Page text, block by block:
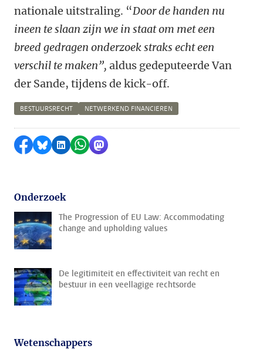
nationale uitstraling. “Door de handen nu
ineen te slaan zijn we in staat om met een
breed gedragen onderzoek straks echt een
verschil te maken”, aldus gedeputeerde Van
der Sande, tijdens de kick-off.
BESTUURSRECHT NETWERKEND FINANCIEREN
Delen op Facebook
Delen via Bluesky
Delen op LinkedIn
Delen via WhatsApp
Delen via Mastodon
Onderzoek
The Progression of EU Law: Accommodating
change and upholding values
De legitimiteit en effectiviteit van recht en
bestuur in een veellagige rechtsorde
Wetenschappers